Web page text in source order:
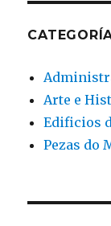
Arte e
Edificios
Pezas do